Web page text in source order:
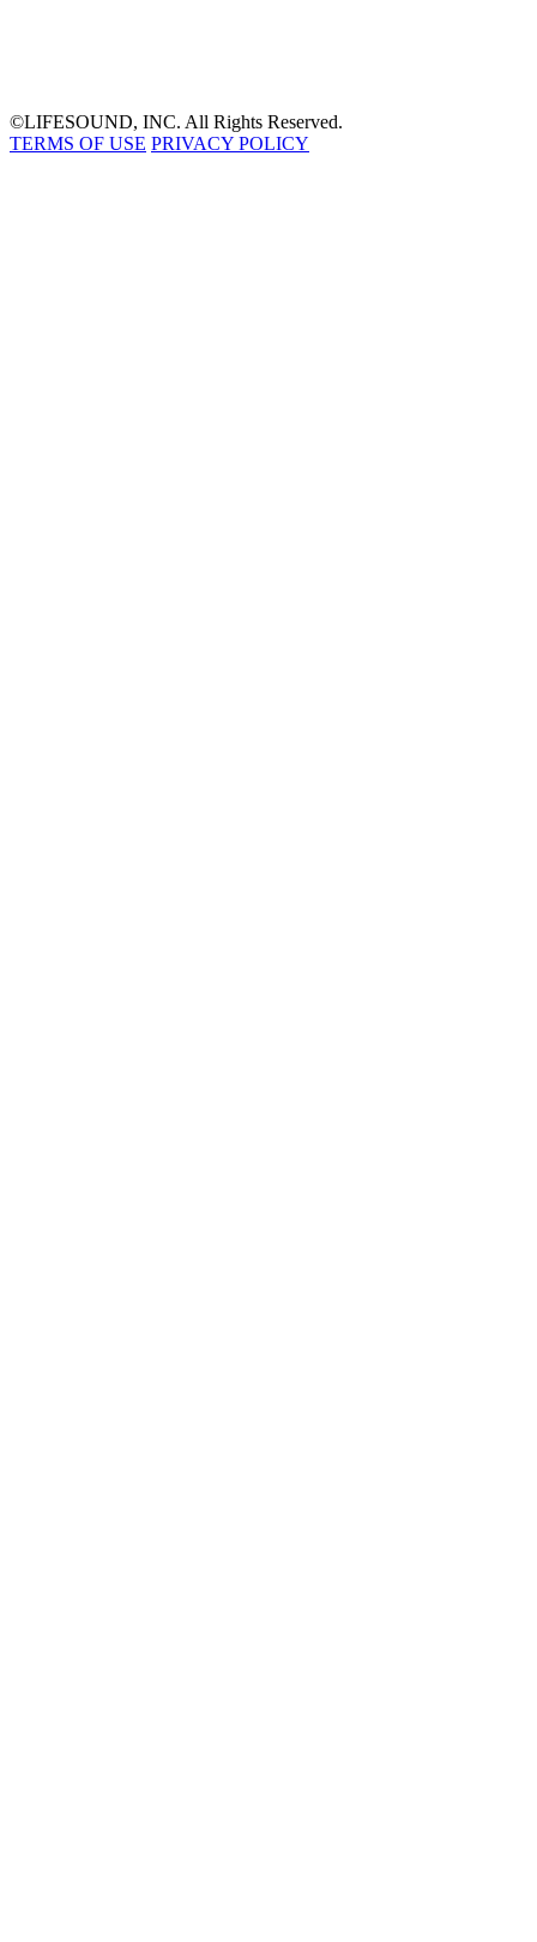
©LIFESOUND, INC. All Rights Reserved.
TERMS OF USE PRIVACY POLICY